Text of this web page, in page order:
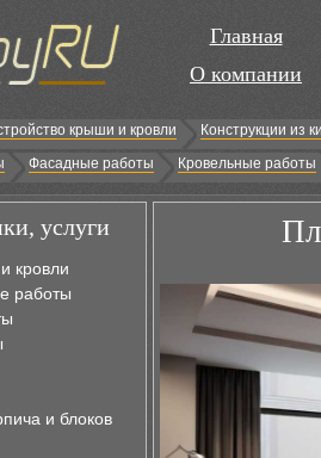
Главная
О компании
крыши и кровли
Конструкции из
Фасадные работы Кровельные работы
услуги
кровли
работы
и блоков